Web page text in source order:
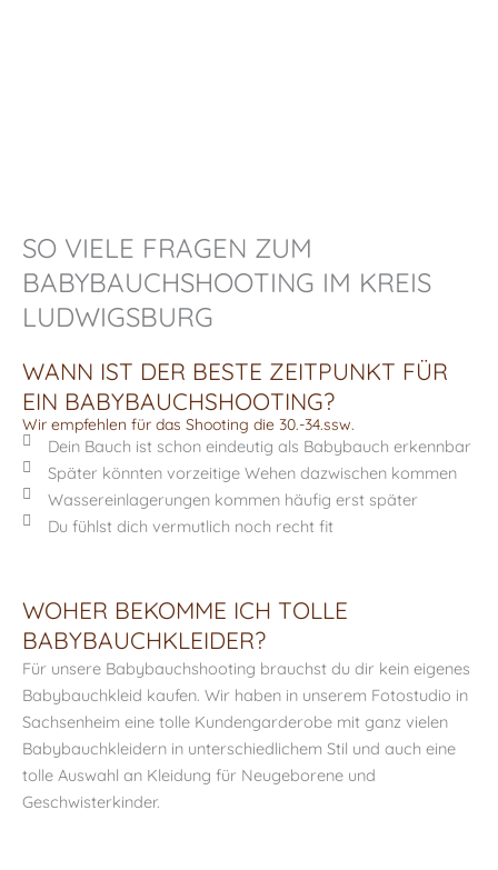
SO VIELE FRAGEN ZUM
BABYBAUCHSHOOTING IM KREIS
LUDWIGSBURG
WANN IST DER BESTE ZEITPUNKT FÜR
EIN BABYBAUCHSHOOTING?
Wir empfehlen für das Shooting die 30.-34.ssw.
Dein Bauch ist schon eindeutig als Babybauch erkennbar
Später könnten vorzeitige Wehen dazwischen kommen
Wassereinlagerungen kommen häufig erst später
Du fühlst dich vermutlich noch recht fit
WOHER BEKOMME ICH TOLLE
BABYBAUCHKLEIDER?
Für unsere Babybauchshooting brauchst du dir kein eigenes
Babybauchkleid kaufen. Wir haben in unserem Fotostudio in
Sachsenheim eine tolle Kundengarderobe mit ganz vielen
Babybauchkleidern in unterschiedlichem Stil und auch eine
tolle Auswahl an Kleidung für Neugeborene und
Geschwisterkinder.